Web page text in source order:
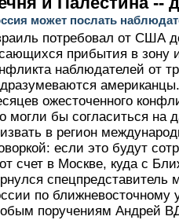
может послать
потребовал от США
прибытия в зону
наблюдателей от
ожесточенного
могли бы согласиться на
в регион
если это будут
счет в Москве, куда с
спецпредставитель
по ближневосточному
поручениям Андрей